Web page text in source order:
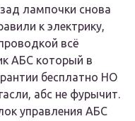
лампочки снова
к электрику,
всё
АБС который в
бесплатно НО
абс не фурычит.
управления АБС